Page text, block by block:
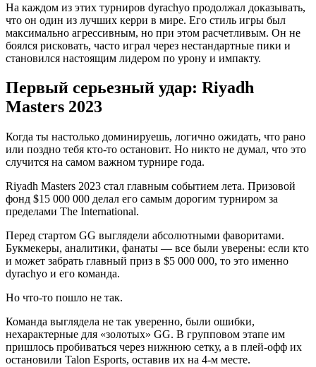
На каждом из этих турниров dyrachyo продолжал доказывать,
что он один из лучших керри в мире. Его стиль игры был
максимально агрессивным, но при этом расчетливым. Он не
боялся рисковать, часто играл через нестандартные пики и
становился настоящим лидером по урону и импакту.
Первый серьезный удар: Riyadh
Masters 2023
Когда ты настолько доминируешь, логично ожидать, что рано
или поздно тебя кто-то остановит. Но никто не думал, что это
случится на самом важном турнире года.
Riyadh Masters 2023 стал главным событием лета. Призовой
фонд $15 000 000 делал его самым дорогим турниром за
пределами The International.
Перед стартом GG выглядели абсолютными фаворитами.
Букмекеры, аналитики, фанаты — все были уверены: если кто
и может забрать главный приз в $5 000 000, то это именно
dyrachyo и его команда.
Но что-то пошло не так.
Команда выглядела не так уверенно, были ошибки,
нехарактерные для «золотых» GG. В групповом этапе им
пришлось пробиваться через нижнюю сетку, а в плей-офф их
остановили Talon Esports, оставив их на 4-м месте.